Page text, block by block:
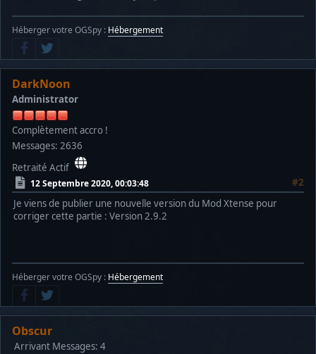
Héberger votre OGSpy : Hébergement
DarkNoon
Administrator
Complètement accro !
Messages: 2636
Retraité Actif
12 Septembre 2020, 00:03:48
#2
Je viens de publier une nouvelle version du Mod Xtense pour
corriger cette partie : Version 2.9.2
Héberger votre OGSpy : Hébergement
Obscur
Arrivant Messages: 4